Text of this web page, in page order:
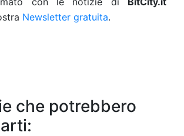
Newsletter gratuita.
che potrebbero